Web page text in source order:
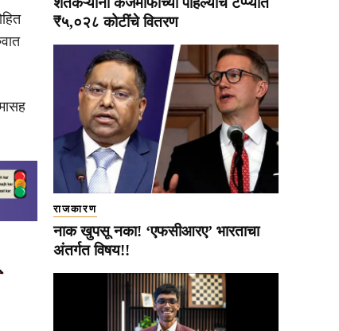
₹५,०२८ कोटींचे वितरण
राजकारण
नाक खुपसू नका! ‘एफसीआरए’ भारताचा
अंतर्गत विषय!!